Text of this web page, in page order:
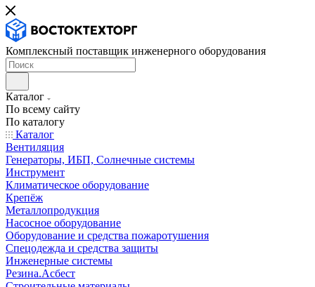
Комплексный поставщик инженерного оборудования
Каталог
По всему сайту
По каталогу
Каталог
Вентиляция
Генераторы, ИБП, Солнечные системы
Инструмент
Климатическое оборудование
Крепёж
Металлопродукция
Насосное оборудование
Оборудование и средства пожаротушения
Спецодежда и средства защиты
Инженерные системы
Резина.Асбест